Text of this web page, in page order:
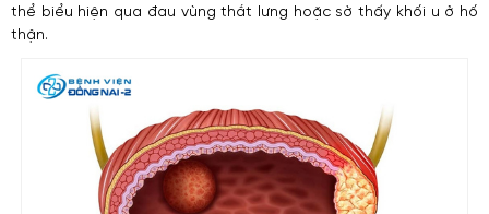
thể biểu hiện qua đau vùng thắt lưng hoặc sờ thấy khối u ở hố
thận.